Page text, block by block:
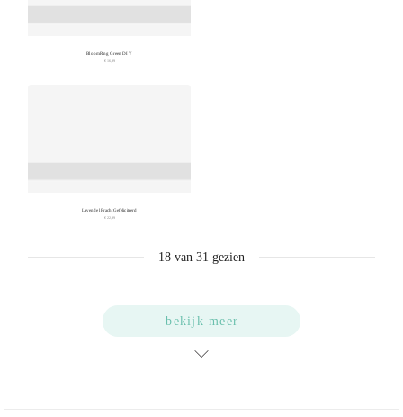
BloomRing Green DIY
€ 16,99
Lavendel Pracht Gefeliciteerd
€ 22,99
18 van 31 gezien
bekijk meer